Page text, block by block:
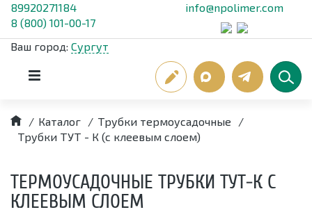
89920271184
8 (800) 101-00-17
info@npolimer.com
Ваш город: Сургут
/ Каталог / Трубки термоусадочные
/
Трубки ТУТ - К (с клеевым слоем)
ТЕРМОУСАДОЧНЫЕ ТРУБКИ ТУТ-К С
КЛЕЕВЫМ СЛОЕМ